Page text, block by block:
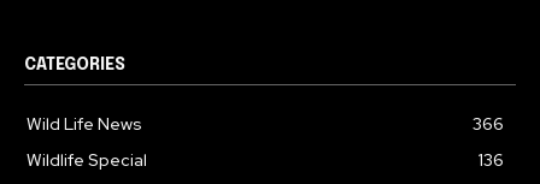
CATEGORIES
Wild Life News
366
Wildlife Special
136